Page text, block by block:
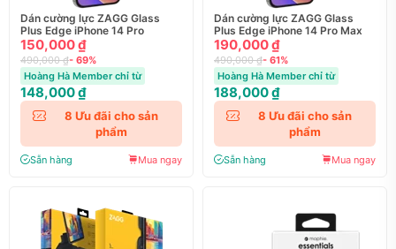
Dán cường lực ZAGG Glass
Plus Edge iPhone 14 Pro
150,000 ₫
490,000 ₫- 69%
Hoàng Hà Member chỉ từ
148,000 ₫
8 Ưu đãi cho sản
phẩm
Sẵn hàng Mua ngay
Dán cường lực ZAGG Glass
Plus Edge iPhone 14 Pro Max
190,000 ₫
490,000 ₫- 61%
Hoàng Hà Member chỉ từ
188,000 ₫
8 Ưu đãi cho sản
phẩm
Sẵn hàng Mua ngay